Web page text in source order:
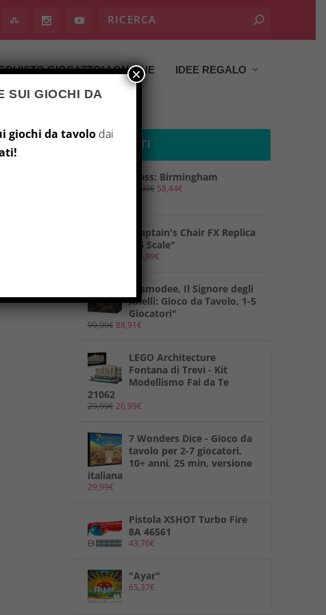
GIOCATTOLI ON LINE IDEE REGALO
PRODOTTI
Brass: Birmingham
69,90€ 58,44€
"Captain's Chair FX Replica
1/6 Scale"
149,99€
"Asmodee, Il Signore degli
Anelli: Gioco da Tavolo, 1-5
Giocatori"
99,99€ 88,91€
LEGO Architecture
Fontana di Trevi - Kit
Modellismo Fai da Te
21062
29,99€ 26,99€
7 Wonders Dice - Gioco da
tavolo per 2-7 giocatori,
10+ anni, 25 min, versione
italiana
29,99€
Pistola XSHOT Turbo Fire
8A 46561
43,70€
"Ayar"
65,37€
SUI GIOCHI DA
giochi da tavolodai
×